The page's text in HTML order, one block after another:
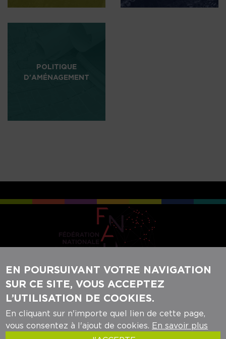
POLITIQUE
D'AMÉNAGEMENT
REJOIGNEZ-NOUS SUR NOS RÉSEAUX
SOCIAUX :
EN POURSUIVANT VOTRE NAVIGATION
SUR CE SITE, VOUS ACCEPTEZ
L’UTILISATION DE COOKIES.
En cliquant sur n'importe quel lien de cette page,
vous consentez à l'ajout de cookies. En savoir plus